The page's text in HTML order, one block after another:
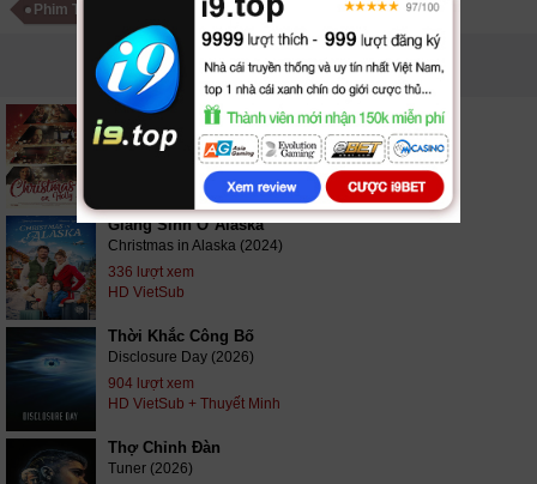
Phim Truyền Hình Canada
PHIM LIÊN QUAN
Giáng Sinh ở Holly Lane
Christmas on Holly Lane (2018)
2,450 lượt xem
Giáng Sinh Ở Alaska
Christmas in Alaska (2024)
336 lượt xem
HD VietSub
Thời Khắc Công Bố
Disclosure Day (2026)
904 lượt xem
HD VietSub + Thuyết Minh
Thợ Chỉnh Đàn
Tuner (2026)